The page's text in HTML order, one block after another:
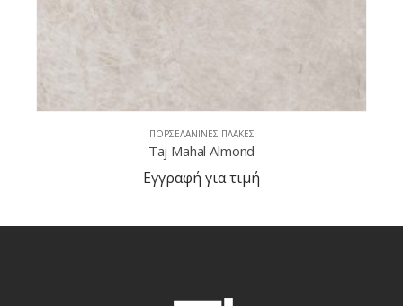
ΠΟΡΣΕΛΆΝΙΝΕΣ ΠΛΆΚΕΣ
Ducal Gold
Εγγραφή για τιμή